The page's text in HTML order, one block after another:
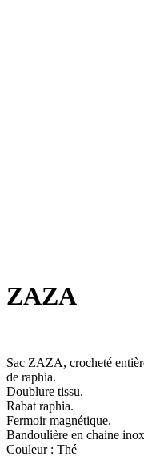
ZAZA
Sac ZAZA, crocheté
de raphia.
Doublure tissu.
Rabat raphia.
Fermoir magnétique.
Bandoulière en chaine
Couleur : Thé